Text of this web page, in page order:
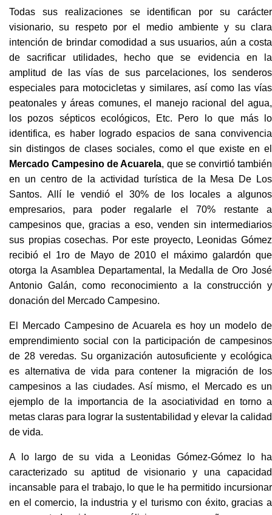
Todas sus realizaciones se identifican por su carácter
visionario, su respeto por el medio ambiente y su clara
intención de brindar comodidad a sus usuarios, aún a costa
de sacrificar utilidades, hecho que se evidencia en la
amplitud de las vías de sus parcelaciones, los senderos
especiales para motocicletas y similares, así como las vías
peatonales y áreas comunes, el manejo racional del agua,
los pozos sépticos ecológicos, Etc. Pero lo que más lo
identifica, es haber logrado espacios de sana convivencia
sin distingos de clases sociales, como el que existe en el
Mercado Campesino de Acuarela, que se convirtió también
en un centro de la actividad turística de la Mesa De Los
Santos. Allí le vendió el 30% de los locales a algunos
empresarios, para poder regalarle el 70% restante a
campesinos que, gracias a eso, venden sin intermediarios
sus propias cosechas. Por este proyecto, Leonidas Gómez
recibió el 1ro de Mayo de 2010 el máximo galardón que
otorga la Asamblea Departamental, la Medalla de Oro José
Antonio Galán, como reconocimiento a la construcción y
donación del Mercado Campesino.
El Mercado Campesino de Acuarela es hoy un modelo de
emprendimiento social con la participación de campesinos
de 28 veredas. Su organización autosuficiente y ecológica
es alternativa de vida para contener la migración de los
campesinos a las ciudades. Así mismo, el Mercado es un
ejemplo de la importancia de la asociatividad en torno a
metas claras para lograr la sustentabilidad y elevar la calidad
de vida.
A lo largo de su vida a Leonidas Gómez-Gómez lo ha
caracterizado su aptitud de visionario y una capacidad
incansable para el trabajo, lo que le ha permitido incursionar
en el comercio, la industria y el turismo con éxito, gracias a